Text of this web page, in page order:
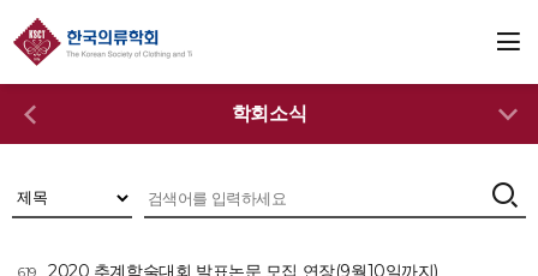
학회소식
619 2020 추계학술대회 발표논문 모집 연장(9월10일까지)